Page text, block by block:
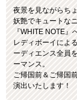
夜景を見ながらち
妖艶でキュートな
『WHITE NOTE』
レディボーイによ
ーディエンス全員
ーマンス。
ご帰国前＆ご帰国
演出いたします！